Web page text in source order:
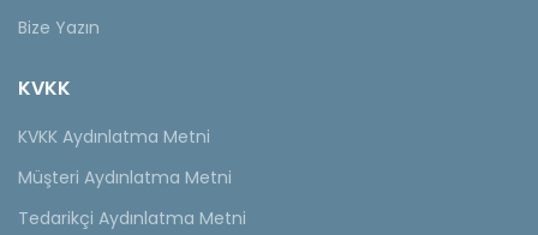
Bize Yazın
KVKK
KVKK Aydınlatma Metni
Müşteri Aydınlatma Metni
Tedarikçi Aydınlatma Metni